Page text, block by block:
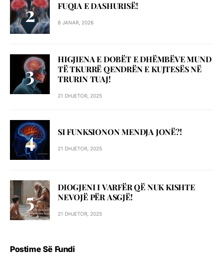
FUQIA E DASHURISË!
8 JANAR, 2026
HIGJIENA E DOBËT E DHËMBËVE MUND
TË TKURRË QENDRËN E KUJTESËS NË
TRURIN TUAJ!
21 DHJETOR, 2025
SI FUNKSIONON MENDJA JONË?!
21 DHJETOR, 2025
DIOGJENI I VARFËR QË NUK KISHTE
NEVOJË PËR ASGJË!
21 DHJETOR, 2025
Postime Së Fundi